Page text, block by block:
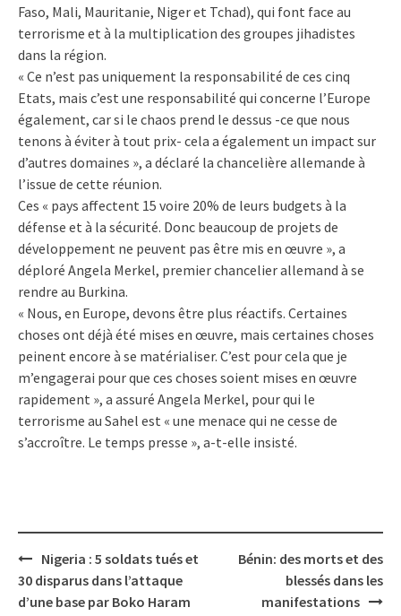
Faso, Mali, Mauritanie, Niger et Tchad), qui font face au
terrorisme et à la multiplication des groupes jihadistes
dans la région.
« Ce n’est pas uniquement la responsabilité de ces cinq
Etats, mais c’est une responsabilité qui concerne l’Europe
également, car si le chaos prend le dessus -ce que nous
tenons à éviter à tout prix- cela a également un impact sur
d’autres domaines », a déclaré la chancelière allemande à
l’issue de cette réunion.
Ces « pays affectent 15 voire 20% de leurs budgets à la
défense et à la sécurité. Donc beaucoup de projets de
développement ne peuvent pas être mis en œuvre », a
déploré Angela Merkel, premier chancelier allemand à se
rendre au Burkina.
« Nous, en Europe, devons être plus réactifs. Certaines
choses ont déjà été mises en œuvre, mais certaines choses
peinent encore à se matérialiser. C’est pour cela que je
m’engagerai pour que ces choses soient mises en œuvre
rapidement », a assuré Angela Merkel, pour qui le
terrorisme au Sahel est « une menace qui ne cesse de
s’accroître. Le temps presse », a-t-elle insisté.
Post
navigation
Nigeria : 5 soldats tués et
30 disparus dans l’attaque
d’une base par Boko Haram
Bénin: des morts et des
blessés dans les
manifestations